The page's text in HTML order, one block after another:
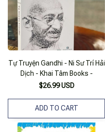
Tự Truyện Gandhi - Ni Sư Trí Hải
Dịch - Khai Tâm Books -
$26.99 USD
ADD TO CART